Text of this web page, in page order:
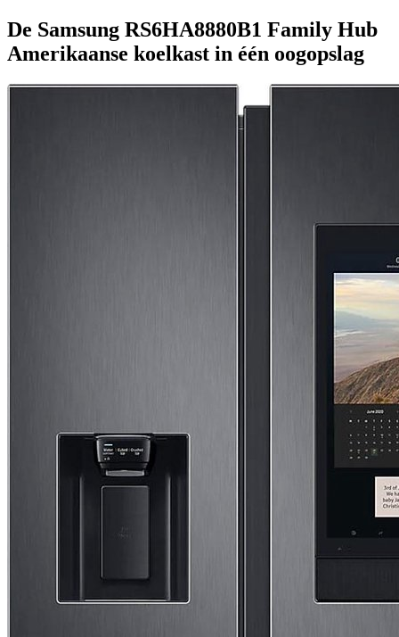
De Samsung RS6HA8880B1 Family Hub
Amerikaanse koelkast in één oogopslag